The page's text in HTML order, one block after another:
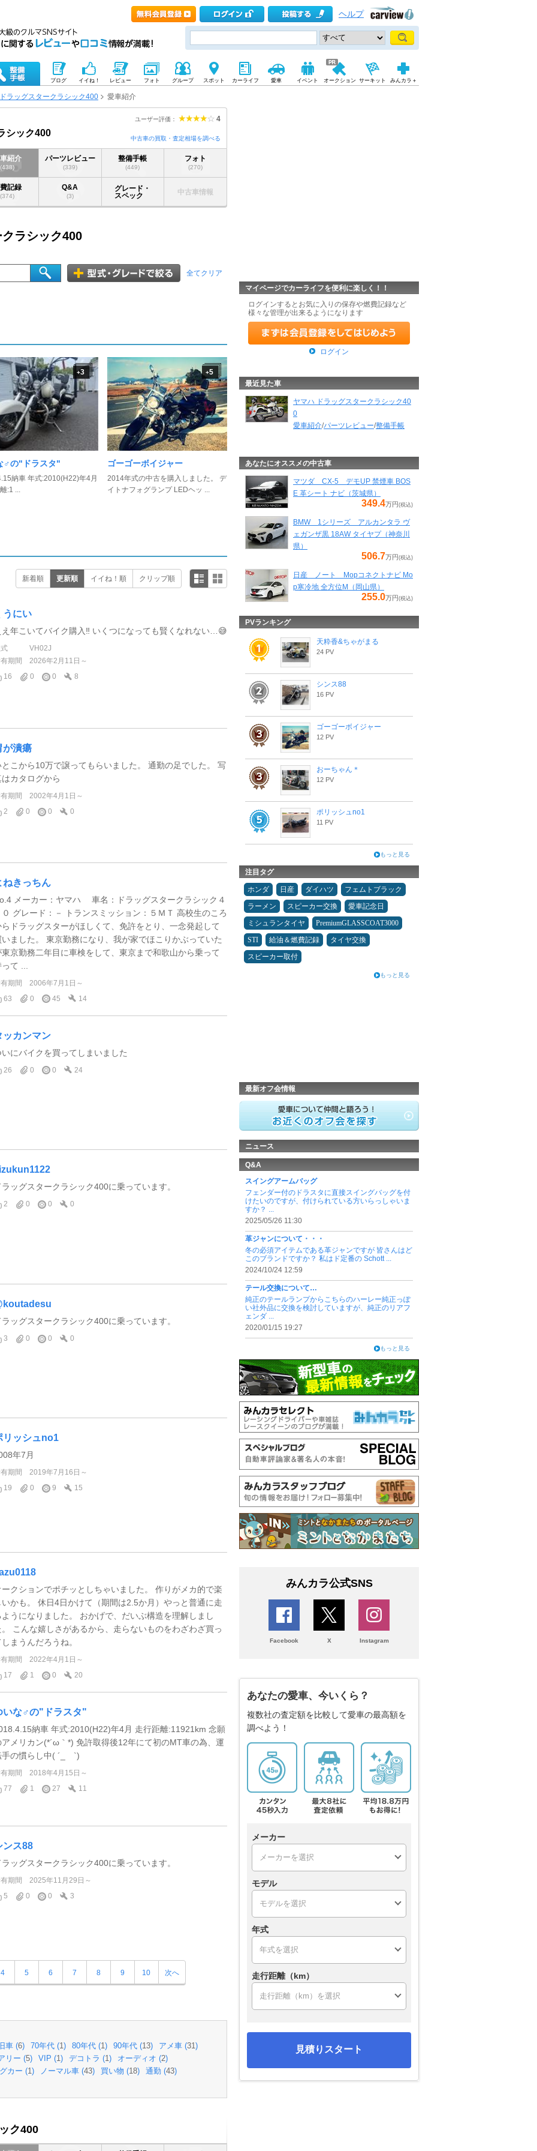
ヘルプ
ブログ イイね！ レビュー フォト グループ スポット カーライフ 愛車 イベント オークション サーキット みんカラ＋
ドラッグスタークラシック400 愛車紹介
ユーザー評価： 4
シック400
中古車の買取・査定相場を調べる
紹介
(438)
パーツレビュー
(339)
整備手帳
(449)
フォト
(270)
記録
(374)
Q&A
(3)
グレード・
スペック
中古車情報
ラシック400
全てクリア
+3
♂の"ドラスタ"
納車 年式:2010(H22)年4月
:1 ...
+5
ゴーゴーボイジャー
2014年式の中古を購入しました。 デ
イトナフォグランプ LEDヘッ ...
新着順 更新順 イイね！順 クリップ順
うにい
え年こいてバイク購入‼️ いくつになっても賢くなれない…😅
VH02J
期間
2026年2月11日～
16
0 0 8
が潰瘍
とこから10万で譲ってもらいました。 通勤の足でした。 写
はカタログから
期間
2002年4月1日～
2
0 0 0
ねきっちん
メーカー：ヤマハ 車名：ドラッグスタークラシック４
０ グレード：－ トランスミッション：５ＭＴ 高校生のころ
らドラッグスターがほしくて、免許をとり、一念発起して
いました。 東京勤務になり、我が家でほこりかぶっていた
東京勤務二年目に車検をして、東京まで和歌山から乗って
て ...
期間
2006年7月1日～
63
0 45 14
ッカンマン
いにバイクを買ってしまいました
26 0 0 24
ラッグスタークラシック400に乗っています。
2 0 0 0
ラッグスタークラシック400に乗っています。
3 0 0 0
リッシュno1
年7月
期間
2019年7月16日～
19
0 9 15
ークションでポチッとしちゃいました。 作りがメカ的で楽
いかも。 休日4日かけて（期間は2.5か月）やっと普通に走
ようになりました。 おかげで、だいぶ構造を理解しまし
。 こんな嬉しさがあるから、走らないものをわざわざ買っ
まうんだろうね。
期間
2022年4月1日～
17
1 0 20
いな♂の"ドラスタ"
納車 年式:2010(H22)年4月 走行距離:11921km 念願
アメリカン(*´ω｀*) 免許取得後12年にて初のMT車の為、運
手の慣らし中( ´_ゝ`)
期間
2018年4月15日～
77
1 27 11
ンス88
ラッグスタークラシック400に乗っています。
期間
2025年11月29日～
5
0 0 3
4 5 6 7 8 9 10 次へ
車 (6) 70年代 (1) 80年代 (1) 90年代 (13) アメ車 (31)
リー (5) VIP (1) デコトラ (1) オーディオ (2)
カー (1) ノーマル車 (43) 買い物 (18) 通勤 (43)
ク400
マイページでカーライフを便利に楽しく！！
ログインするとお気に入りの保存や燃費記録など
様々な管理が出来るようになります
ログイン
最近見た車
ヤマハ ドラッグスタークラシック40
0
愛車紹介/パーツレビュー/整備手帳
あなたにオススメの中古車
マツダ CX-5 デモUP 禁煙車 BOS
E 革シート ナビ（茨城県）
349.4万円(税込)
BMW 1シリーズ アルカンタラ ヴ
ェガンザ黒 18AW タイヤプ（神奈川
県）
506.7万円(税込)
日産 ノート Mopコネクトナビ Mo
p寒冷地 全方位M（岡山県）
255.0万円(税込)
PVランキング
天粋香&ちゃがまる
24 PV
シンス88
16 PV
ゴーゴーボイジャー
12 PV
おーちゃん＊
12 PV
ポリッシュno1
11 PV
もっと見る
注目タグ
ホンダ 日産 ダイハツ
フェムトブラック
ラーメン
スピーカー交換
愛車記念日
ミシュランタイヤ
PremiumGLASSCOAT3000
STI
給油＆燃費記録
タイヤ交換
スピーカー取付
もっと見る
最新オフ会情報
ニュース
Q&A
スイングアームバッグ
フェンダー付のドラスタに直接スイングバッグを付
けたいのですが、付けられている方いらっしゃいま
すか？ ...
2025/05/26 11:30
革ジャンについて・・・
冬の必須アイテムである革ジャンですが 皆さんはど
このブランドですか？ 私はド定番の Schott ...
2024/10/24 12:59
テール交換について…
純正のテールランプからこちらのハーレー純正っぽ
い社外品に交換を検討していますが、純正のリアフ
ェンダ ...
2020/01/15 19:27
もっと見る
みんカラ公式SNS
Facebook X Instagram
あなたの愛車、今いくら？
複数社の査定額を比較して愛車の最高額を
調べよう！
メーカー
モデル
年式
走行距離（km）
見積りスタート